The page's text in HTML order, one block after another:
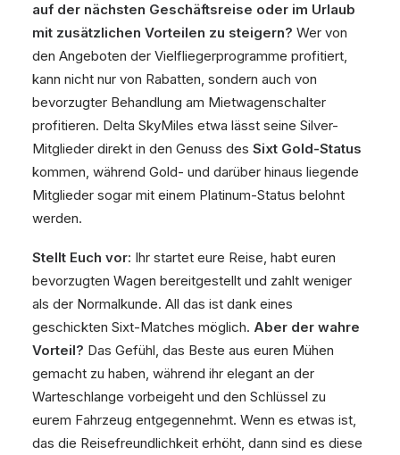
auf der nächsten Geschäftsreise oder im Urlaub
mit zusätzlichen Vorteilen zu steigern? Wer von
den Angeboten der Vielfliegerprogramme profitiert,
kann nicht nur von Rabatten, sondern auch von
bevorzugter Behandlung am Mietwagenschalter
profitieren. Delta SkyMiles etwa lässt seine Silver-
Mitglieder direkt in den Genuss des Sixt Gold-Status
kommen, während Gold- und darüber hinaus liegende
Mitglieder sogar mit einem Platinum-Status belohnt
werden.
Stellt Euch vor: Ihr startet eure Reise, habt euren
bevorzugten Wagen bereitgestellt und zahlt weniger
als der Normalkunde. All das ist dank eines
geschickten Sixt-Matches möglich. Aber der wahre
Vorteil? Das Gefühl, das Beste aus euren Mühen
gemacht zu haben, während ihr elegant an der
Warteschlange vorbeigeht und den Schlüssel zu
eurem Fahrzeug entgegennehmt. Wenn es etwas ist,
das die Reisefreundlichkeit erhöht, dann sind es diese